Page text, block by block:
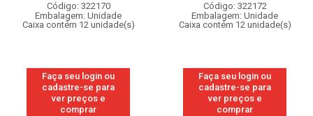
Código: 322170
Embalagem: Unidade
Caixa contém 12 unidade(s)
Faça seu login ou
cadastre-se para
ver preços e
comprar
Código: 322172
Embalagem: Unidade
Caixa contém 12 unidade(s)
Faça seu login ou
cadastre-se para
ver preços e
comprar